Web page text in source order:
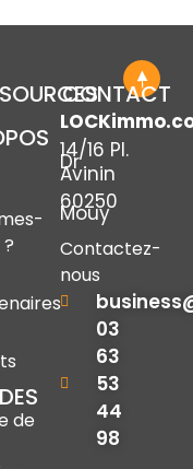
de
CONTACT
14/16 Pl.
Dr
Avinin
60250
Mouy
Contactez-
nous
03
63
53
44
98